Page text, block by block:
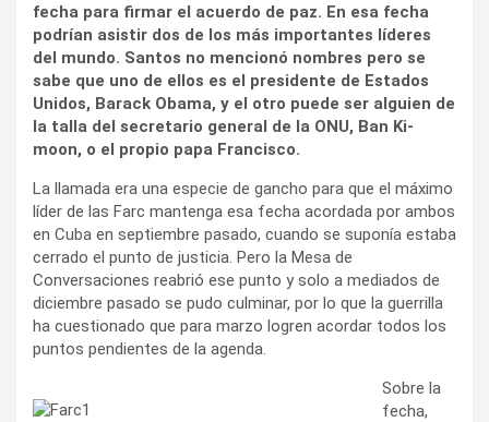
fecha para firmar el acuerdo de paz. En esa fecha
podrían asistir dos de los más importantes líderes
del mundo. Santos no mencionó nombres pero se
sabe que uno de ellos es el presidente de Estados
Unidos, Barack Obama, y el otro puede ser alguien de
la talla del secretario general de la ONU, Ban Ki-
moon, o el propio papa Francisco.
La llamada era una especie de gancho para que el máximo
líder de las Farc mantenga esa fecha acordada por ambos
en Cuba en septiembre pasado, cuando se suponía estaba
cerrado el punto de justicia. Pero la Mesa de
Conversaciones reabrió ese punto y solo a mediados de
diciembre pasado se pudo culminar, por lo que la guerrilla
ha cuestionado que para marzo logren acordar todos los
puntos pendientes de la agenda.
Sobre la
fecha,